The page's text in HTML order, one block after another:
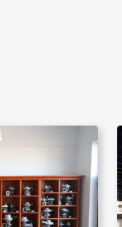
پایدار،